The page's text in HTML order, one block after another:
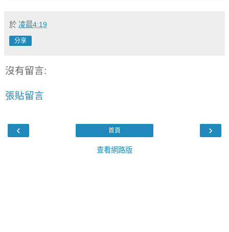
於 凌晨4:19
分享
沒有留言:
張貼留言
‹ ›
首頁
查看網路版